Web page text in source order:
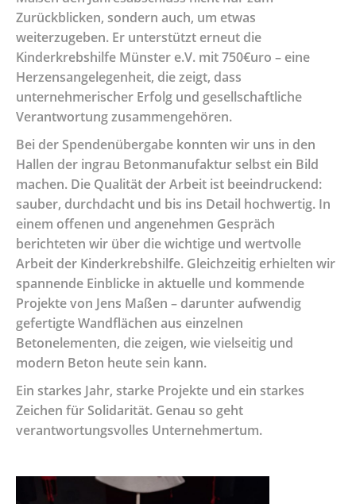
Zurückblicken, sondern auch, um etwas
weiterzugeben. Er unterstützt erneut die
Kinderkrebshilfe Münster e.V. mit 750€uro – eine
Herzensangelegenheit, die zeigt, dass
unternehmerischer Erfolg und gesellschaftliche
Verantwortung zusammengehören.
Bei der Spendenübergabe konnten wir uns in den
Hallen der ingrau Betonmanufaktur selbst ein Bild
machen. Die Qualität der Arbeit ist beeindruckend:
sauber, durchdacht und bis ins Detail hochwertig. In
einem offenen und angenehmen Gespräch
berichteten wir über die wichtige und wertvolle
Arbeit der Kinderkrebshilfe. Gleichzeitig erhielten wir
spannende Einblicke in aktuelle und kommende
Projekte von Jens Maßen – darunter aufwendig
gefertigte Wandflächen aus einzelnen
Betonelementen, die zeigen, wie vielseitig und
modern Beton heute sein kann.
Ein starkes Jahr, starke Projekte und ein starkes
Zeichen für Solidarität. Genau so geht
verantwortungsvolles Unternehmertum.